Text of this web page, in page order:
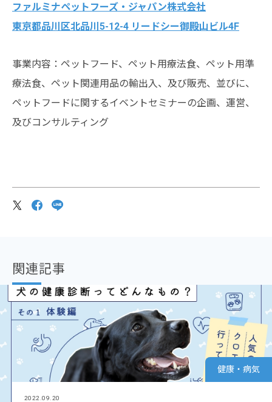
ファルミナペットフーズ・ジャパン株式会社
東京都品川区北品川5-12-4 リードシー御殿山ビル4F
事業内容：ペットフード、ペット用療法食、ペット用準
療法食、ペット関連用品の輸出入、及び販売、並びに、
ペットフードに関するイベントセミナーの企画、運営、
及びコンサルティング
関連記事
健康・病気
2022.09.20